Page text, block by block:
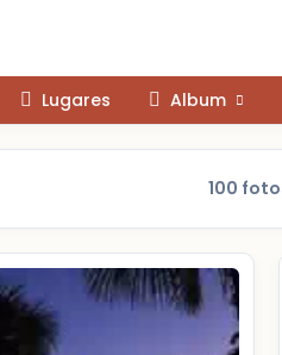
Lugares Album
100